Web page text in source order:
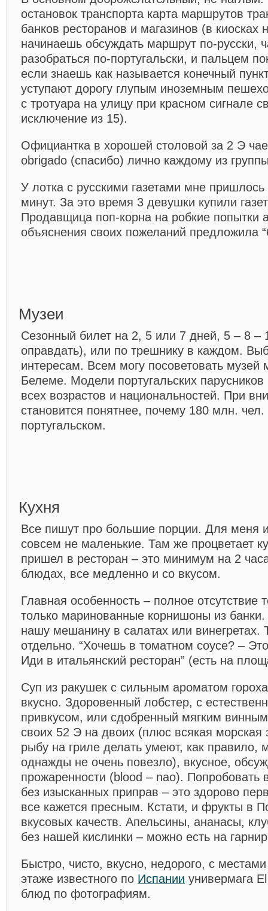
остановок транспорта карта маршрутов
банков ресторанов и магазинов (в киосках
начинаешь обсуждать маршрут по-русски,
разобраться по-португальски, и пальцем
если знаешь как называется конечный
уступают дорогу глупым иноземным
с тротуара на улицу при красном сигнале
исключение из 15).
Официантка в хорошей столовой за 2 Э
obrigado (спасибо) лично каждому из
У лотка с русскими газетами мне пришлось
минут. За это время 3 девушки купили
Продавщица поп-корна на робкие попытки
объяснения своих пожеланий предложила
Музеи
Сезонный билет на 2, 5 или 7 дней, 5 – 8 –
оправдать), или по трешнику в каждом.
интересам. Всем могу посоветовать музей
Белеме. Модели португальских
всех возрастов и национальностей. При
становится понятнее, почему 180 млн.
португальском.
Кухня
Все пишут про большие порции. Для меня
совсем не маленькие. Там же процветает
пришел в ресторан – это минимум на 2
блюдах, все медленно и со вкусом.
Главная особенность – полное отсутствие
только маринованные корнишоны из банки.
нашу мешанину в салатах или винегретах.
отдельно. “Хочешь в томатном соусе? –
Иди в итальянский ресторан” (есть на
Суп из ракушек с сильным ароматом
вкусно. Здоровенный лобстер, с
привкусом, или сдобренный мягким винным
своих 52 Э на двоих (плюс всякая морская
рыбу на гриле делать умеют, как правило,
однажды не очень повезло), вкусное,
прожаренности (blood – nao). Попробовать
без изысканных приправ – это здорово
все кажется пресным. Кстати, и фрукты в
вкусовых качеств. Апельсины, ананасы,
без нашей кислинки – можно есть на
Быстро, чисто, вкусно, недорого, с
этаже известного по Испании универмага
блюд по фотографиям.